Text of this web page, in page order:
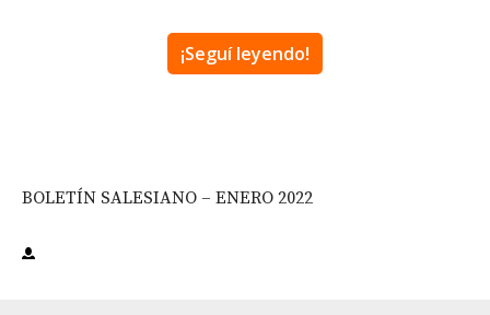
¡Seguí leyendo!
BOLETÍN SALESIANO – ENERO 2022